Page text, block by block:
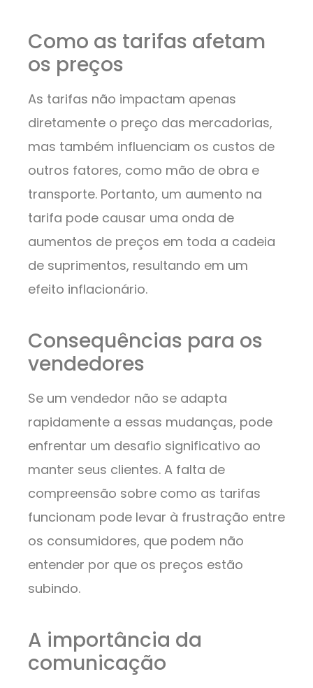
Como as tarifas afetam
os preços
As tarifas não impactam apenas
diretamente o preço das mercadorias,
mas também influenciam os custos de
outros fatores, como mão de obra e
transporte. Portanto, um aumento na
tarifa pode causar uma onda de
aumentos de preços em toda a cadeia
de suprimentos, resultando em um
efeito inflacionário.
Consequências para os
vendedores
Se um vendedor não se adapta
rapidamente a essas mudanças, pode
enfrentar um desafio significativo ao
manter seus clientes. A falta de
compreensão sobre como as tarifas
funcionam pode levar à frustração entre
os consumidores, que podem não
entender por que os preços estão
subindo.
A importância da
comunicação